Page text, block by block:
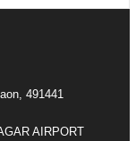
491441
AIRPORT